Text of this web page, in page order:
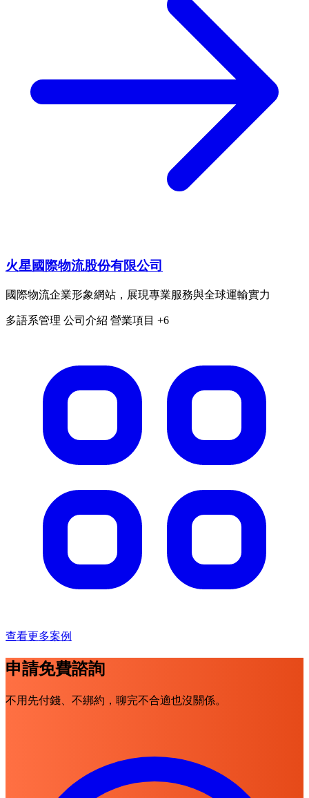
火星國際物流股份有限公司
國際物流企業形象網站，展現專業服務與全球運輸實力
多語系管理 公司介紹 營業項目 +6
查看更多案例
申請免費諮詢
不用先付錢、不綁約，聊完不合適也沒關係。